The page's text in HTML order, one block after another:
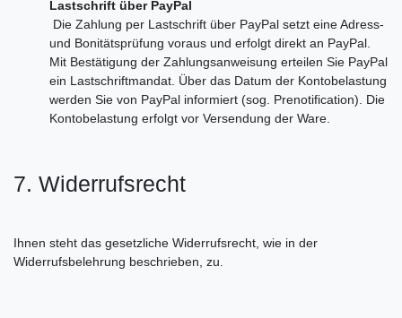
Lastschrift über PayPal
Die Zahlung per Lastschrift über PayPal setzt eine Adress-
und Bonitätsprüfung voraus und erfolgt direkt an PayPal.
Mit Bestätigung der Zahlungsanweisung erteilen Sie PayPal
ein Lastschriftmandat. Über das Datum der Kontobelastung
werden Sie von PayPal informiert (sog. Prenotification). Die
Kontobelastung erfolgt vor Versendung der Ware.
7. Widerrufsrecht
Ihnen steht das gesetzliche Widerrufsrecht, wie in der
Widerrufsbelehrung beschrieben, zu.